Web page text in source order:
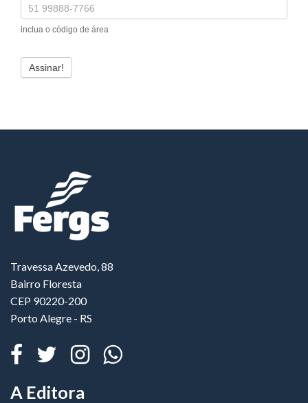
inclua o código de área
Assinar!
Travessa Azevedo, 88
Bairro Floresta
CEP 90220-200
Porto Alegre - RS
A Editora